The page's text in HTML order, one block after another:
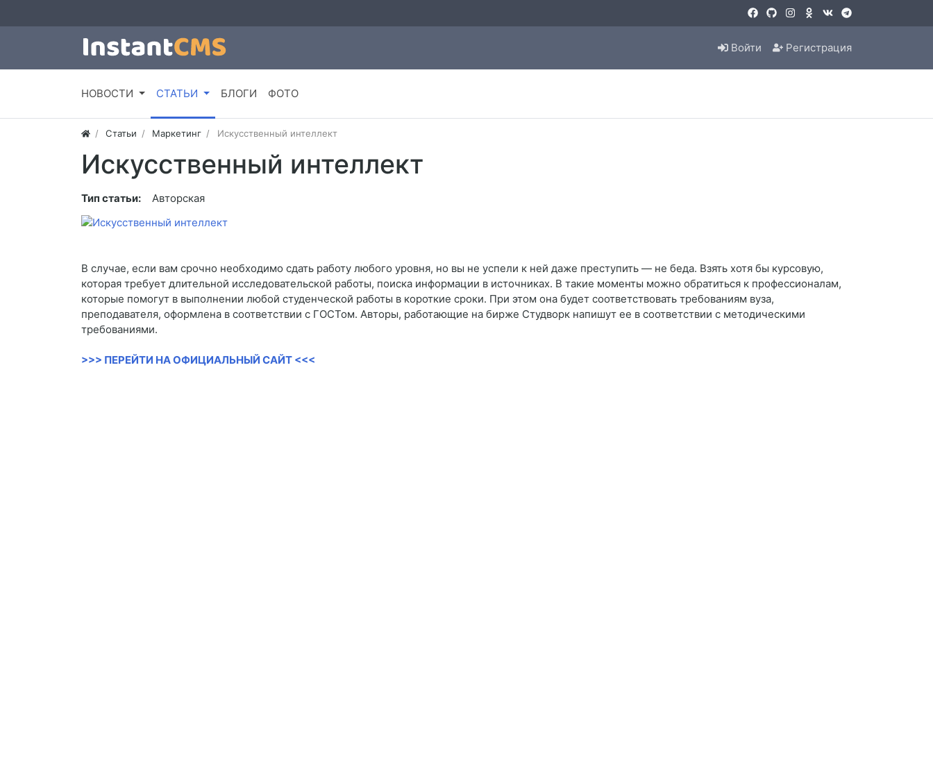
Войти Регистрация
НОВОСТИ СТАТЬИ БЛОГИ ФОТО
Статьи Маркетинг Искусственный интеллект
Искусственный интеллект
Тип статьи: Авторская
В случае, если вам срочно необходимо сдать работу любого уровня, но вы не успели к ней даже преступить — не беда. Взять хотя бы курсовую,
которая требует длительной исследовательской работы, поиска информации в источниках. В такие моменты можно обратиться к профессионалам,
которые помогут в выполнении любой студенческой работы в короткие сроки. При этом она будет соответствовать требованиям вуза,
преподавателя, оформлена в соответствии с ГОСТом. Авторы, работающие на бирже Студворк напишут ее в соответствии с методическими
требованиями.
>>> ПЕРЕЙТИ НА ОФИЦИАЛЬНЫЙ САЙТ <<<